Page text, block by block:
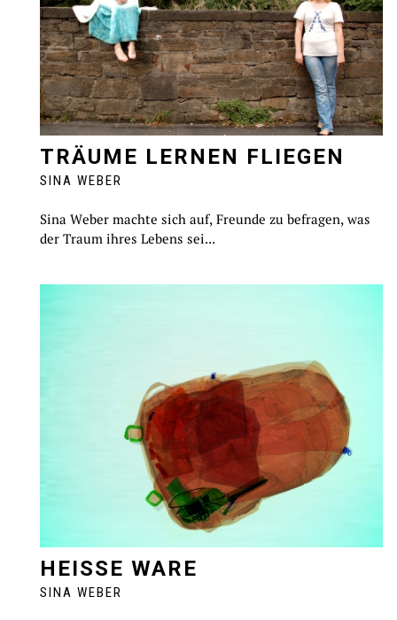
TRÄUME LERNEN FLIEGEN
SINA WEBER
Sina Weber machte sich auf, Freunde zu befragen, was
der Traum ihres Lebens sei...
HEISSE WARE
SINA WEBER